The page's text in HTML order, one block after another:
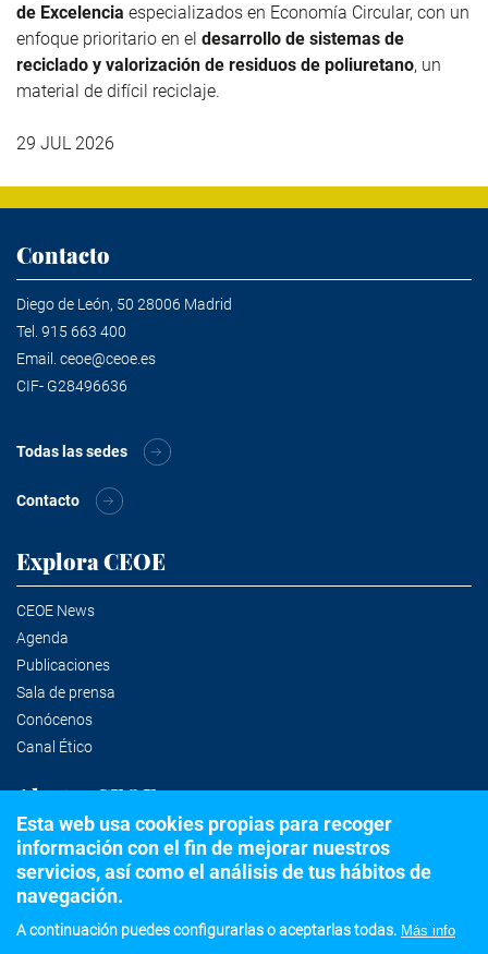
de Excelencia especializados en Economía Circular, con un
enfoque prioritario en el desarrollo de sistemas de
reciclado y valorización de residuos de poliuretano, un
material de difícil reciclaje.
29 JUL 2026
Contacto
Diego de León, 50 28006 Madrid
Tel. 915 663 400
Email. ceoe@ceoe.es
CIF- G28496636
Todas las sedes
Contacto
Explora CEOE
CEOE News
Agenda
Publicaciones
Sala de prensa
Conócenos
Canal Ético
Alertas CEOE
Suscríbete a la newsletter
Esta web usa cookies propias para recoger
información con el fin de mejorar nuestros
servicios, así como el análisis de tus hábitos de
navegación.
A continuación puedes configurarlas o aceptarlas todas. Más info